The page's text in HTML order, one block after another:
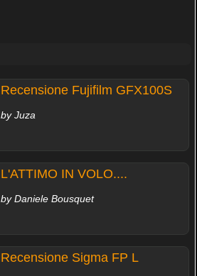
Recensione Fujifilm GFX100S
by Juza
L'ATTIMO IN VOLO....
by Daniele Bousquet
Recensione Sigma FP L